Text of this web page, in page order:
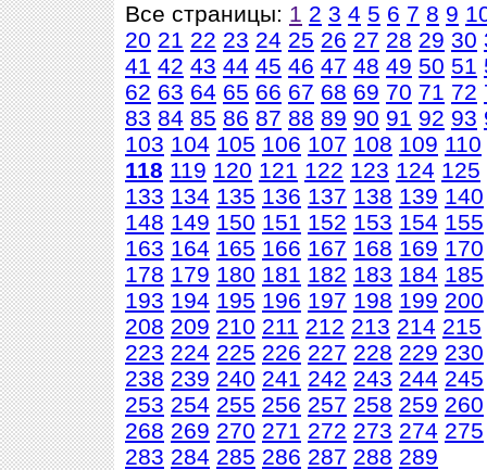
Все страницы: 1 2 3 4 5 6 7 8 9
20 21 22 23 24 25 26 27 28 29 30
41 42 43 44 45 46 47 48 49 50 51
62 63 64 65 66 67 68 69 70 71 72
83 84 85 86 87 88 89 90 91 92 93
103 104 105 106 107 108 109 110
118 119 120 121 122 123 124 125
133 134 135 136 137 138 139 140
148 149 150 151 152 153 154 155
163 164 165 166 167 168 169 170
178 179 180 181 182 183 184 185
193 194 195 196 197 198 199 200
208 209 210 211 212 213 214 215
223 224 225 226 227 228 229 230
238 239 240 241 242 243 244 245
253 254 255 256 257 258 259 260
268 269 270 271 272 273 274 275
283 284 285 286 287 288 289